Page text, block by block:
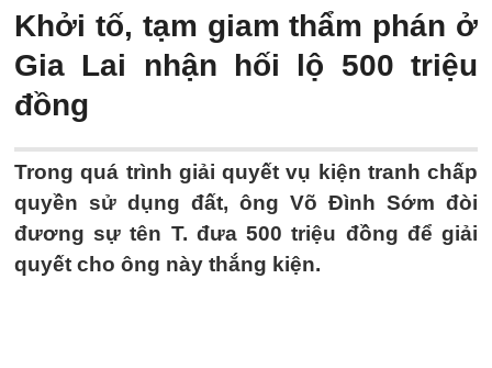
Khởi tố, tạm giam thẩm phán ở
Gia Lai nhận hối lộ 500 triệu
đồng
Trong quá trình giải quyết vụ kiện tranh chấp
quyền sử dụng đất, ông Võ Đình Sớm đòi
đương sự tên T. đưa 500 triệu đồng để giải
quyết cho ông này thắng kiện.